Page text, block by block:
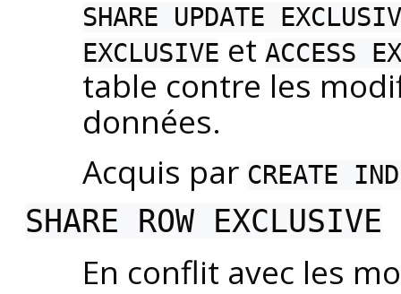
SHARE UPDATE
EXCLUSIVE et ACCESS
table contre les
données.
Acquis par CREATE
SHARE ROW EXCLUSIVE
En conflit avec les